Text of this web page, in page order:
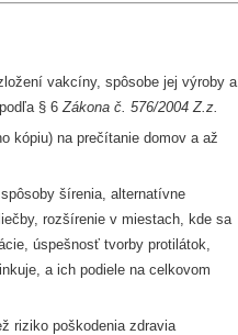
vakcíny, spôsobe jej výroby a
§ 6Zákona č. 576/2004 Z.z.
kópiu) na prečítanie domov a až
šírenia, alternatívne
rozšírenie v miestach, kde sa
úspešnosť tvorby protilátok,
a ich podiele na celkovom
riziko poškodenia zdravia